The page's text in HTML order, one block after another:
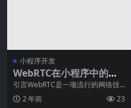
小程序开发
WebRTC在小程序中的应
用与实践
引言WebRTC是一项流行的网络技
术，在应用软件的声音和视频通讯
方面发挥着重要作
2 年前 23